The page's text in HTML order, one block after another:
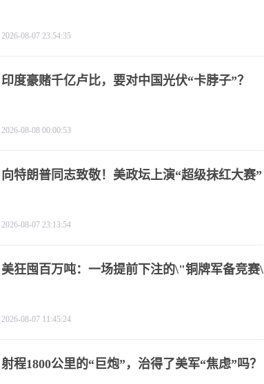
2026-08-07 23:54:35
印度豪赌千亿卢比，要对中国光伏“卡脖子”？
2026-08-08 00:00:53
向特朗普同志致敬！美政坛上演“超级抹红大赛”
2026-08-07 23:13:54
美狂囤百万吨：一场提前下注的\"铜牌军备竞赛\"
2026-08-07 11:45:24
射程1800公里的“巨炮”，治得了美军“焦虑”吗？